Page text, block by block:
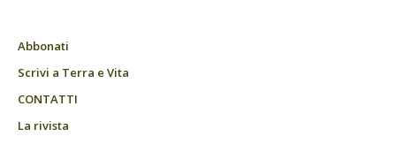
Abbonati
Scrivi a Terra e Vita
CONTATTI
La rivista